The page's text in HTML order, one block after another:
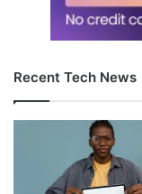
Recent Tech News